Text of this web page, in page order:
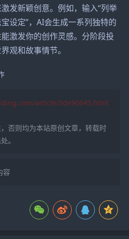
发新颖创意。例如，输入“列举
设定”，AI会生成一系列独特的
激发你的创作灵感。分阶段投
观和故事情节。
article/3de90645.html
否则均为本站原创文章，转载时
。
容